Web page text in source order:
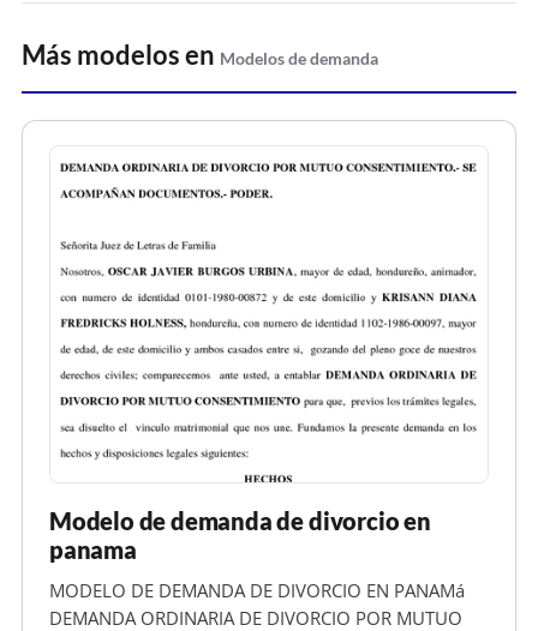
Más modelos en Modelos de demanda
Modelo de demanda de divorcio en
panama
MODELO DE DEMANDA DE DIVORCIO EN PANAMá
DEMANDA ORDINARIA DE DIVORCIO POR MUTUO